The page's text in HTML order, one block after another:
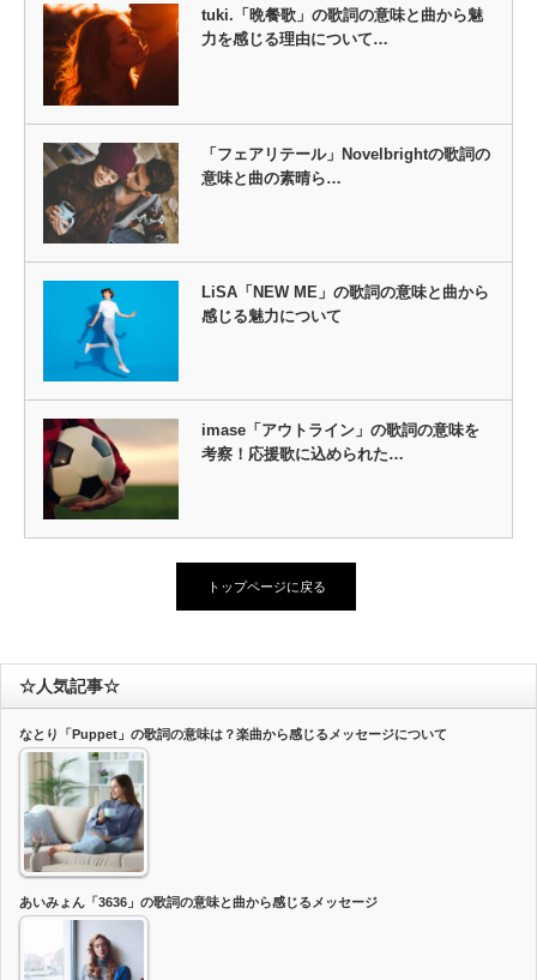
tuki.「晩餐歌」の歌詞の意味と曲から魅
力を感じる理由について…
「フェアリテール」Novelbrightの歌詞の
意味と曲の素晴ら…
LiSA「NEW ME」の歌詞の意味と曲から
感じる魅力について
imase「アウトライン」の歌詞の意味を
考察！応援歌に込められた…
トップページに戻る
☆人気記事☆
なとり「Puppet」の歌詞の意味は？楽曲から感じるメッセージについて
あいみょん「3636」の歌詞の意味と曲から感じるメッセージ